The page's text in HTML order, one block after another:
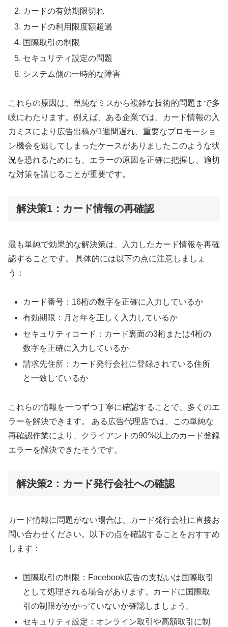
カードの有効期限切れ
カードの利用限度額超過
国際取引の制限
セキュリティ設定の問題
システム側の一時的な障害
これらの原因は、単純なミスから複雑な技術的問題まで多
岐にわたります。例えば、ある企業では、カード情報の入
力ミスにより広告出稿が1週間遅れ、重要なプロモーショ
ン機会を逃してしまったケースがありましたこのような状
況を恐れるためにも、エラーの原因を正確に把握し、適切
な対策を講じることが重要です。
解決策1：カード情報の再確認
最も単純で効果的な解決策は、入力したカード情報を再確
認することです。 具体的には以下の点に注意しましょ
う：
カード番号：16桁の数字を正確に入力しているか
有効期限：月と年を正しく入力しているか
セキュリティコード：カード裏面の3桁または4桁の
数字を正確に入力しているか
請求先住所：カード発行会社に登録されている住所
と一致しているか
これらの情報を一つずつ丁寧に確認することで、多くのエ
ラーを解決できます。 ある広告代理店では、この単純な
再確認作業により、クライアントの90%以上のカード登録
エラーを解決できたそうです。
解決策2：カード発行会社への確認
カード情報に問題がない場合は、カード発行会社に直接お
問い合わせください。以下の点を確認することをおすすめ
します：
国際取引の制限：Facebook広告の支払いは国際取引
として処理される場合があります。カードに国際取
引の制限がかかっていないか確認しましょう。
セキュリティ設定：オンライン取引や高額取引に制